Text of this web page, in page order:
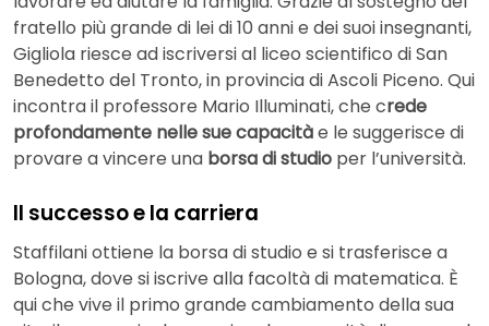
fratello più grande di lei di 10 anni e dei suoi insegnanti,
Gigliola riesce ad iscriversi al liceo scientifico di San
Benedetto del Tronto, in provincia di Ascoli Piceno. Qui
incontra il professore Mario Illuminati, che crede
profondamente nelle sue capacitàe le suggerisce di
provare a vincere una borsa di studio per l’università.
Il successo e la carriera
Staffilani ottiene la borsa di studio e si trasferisce a
Bologna, dove si iscrive alla facoltà di matematica. È
qui che vive il primo grande cambiamento della sua